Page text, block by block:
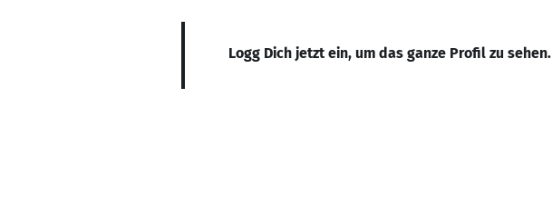
Logg Dich jetzt ein, um das ganze Profil zu sehen.